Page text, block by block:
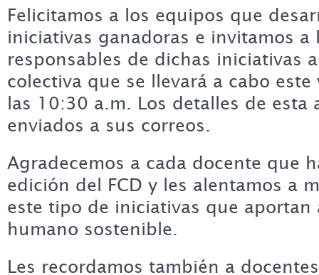
Felicitamos a los equipos que
iniciativas ganadoras e invitamos a
responsables de dichas iniciativas
colectiva que se llevará a cabo
las 10:30 a.m. Los detalles de esta
enviados a sus correos.
Agradecemos a cada docente que
edición del FCD y les alentamos a
este tipo de iniciativas que aportan
humano sostenible.
Les recordamos también a